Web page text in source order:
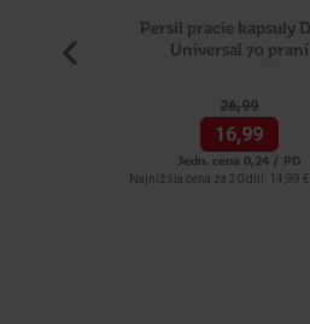
Persil pracie kapsuly
Universal 70 praní
26,99
16,99
Jedn. cena 0,24 / PD
Najnižšia cena za 30 dní: 14,99 €